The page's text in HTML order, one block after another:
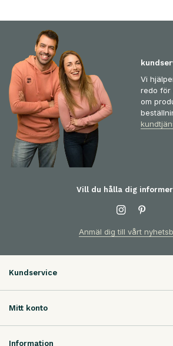
Vi
redo för
om
Vill du hålla dig
Anmäl dig till vårt
Kundservice
Mitt konto
Information